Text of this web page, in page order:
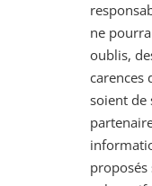
ne
oublis,
carences
soient de
proposés